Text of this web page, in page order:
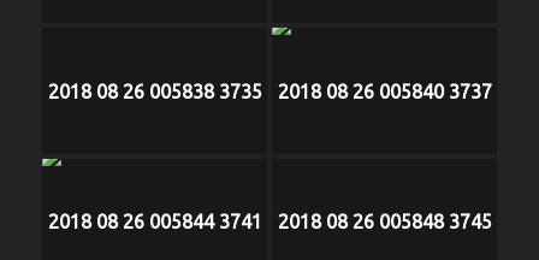
2018 08 26 005838 3735 2018 08 26 005840 3737
2018 08 26 005844 3741 2018 08 26 005848 3745